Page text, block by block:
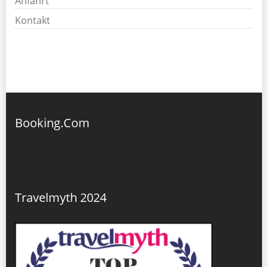
Kontakt
Booking.Com
Travelmyth 2024